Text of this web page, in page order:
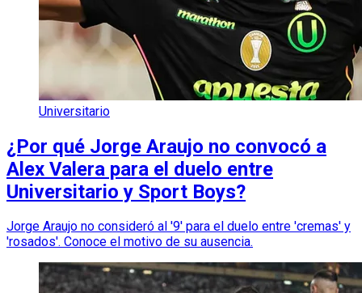
Universitario
¿Por qué Jorge Araujo no convocó a
Alex Valera para el duelo entre
Universitario y Sport Boys?
Jorge Araujo no consideró al '9' para el duelo entre 'cremas' y
'rosados'. Conoce el motivo de su ausencia.